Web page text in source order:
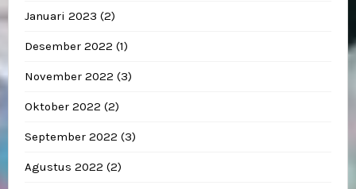
Januari 2023 (2)
Desember 2022 (1)
November 2022 (3)
Oktober 2022 (2)
September 2022 (3)
Agustus 2022 (2)